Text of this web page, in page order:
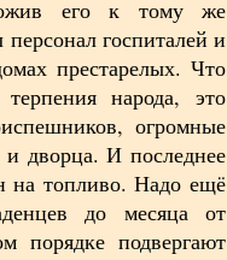
его к тому же
госпиталей и
престарелых. Что
народа, это
огромные
и дворца. И последнее
на топливо. Надо ещё
до месяца от
порядке подвергают